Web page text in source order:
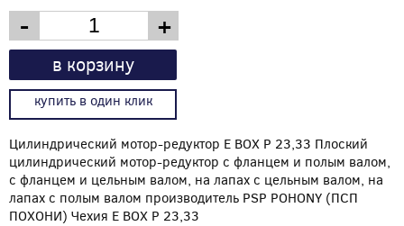
- +
в корзину
купить в один клик
Цилиндрический мотор-редуктор E BOX P 23,33 Плоский
цилиндрический мотор-редуктор с фланцем и полым валом,
с фланцем и цельным валом, на лапах с цельным валом, на
лапах с полым валом производитель PSP POHONY (ПСП
ПОХОНИ) Чехия E BOX P 23,33